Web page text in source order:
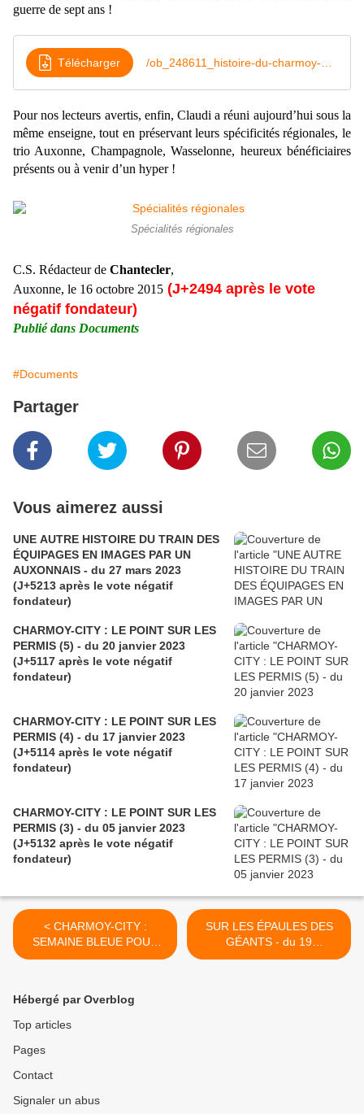
guerre de sept ans !
Télécharger
Pour nos lecteurs avertis, enfin, Claudi a réuni aujourd’hui sous la
même enseigne, tout en préservant leurs spécificités régionales, le
trio Auxonne, Champagnole, Wasselonne, heureux bénéficiaires
présents ou à venir d’un hyper !
Spécialités régionales
C.S. Rédacteur de Chantecler,
Auxonne, le 16 octobre 2015 (J+2494 après le vote
négatif fondateur)
Publié dans Documents
#Documents
Partager
Vous aimerez aussi
UNE AUTRE HISTOIRE DU TRAIN DES
ÉQUIPAGES EN IMAGES PAR UN
AUXONNAIS - du 27 mars 2023
(J+5213 après le vote négatif
fondateur)
CHARMOY-CITY : LE POINT SUR LES
PERMIS (5) - du 20 janvier 2023
(J+5117 après le vote négatif
fondateur)
CHARMOY-CITY : LE POINT SUR LES
PERMIS (4) - du 17 janvier 2023
(J+5114 après le vote négatif
fondateur)
CHARMOY-CITY : LE POINT SUR LES
PERMIS (3) - du 05 janvier 2023
(J+5132 après le vote négatif
fondateur)
< CHARMOY-CITY :
SEMAINE BLEUE POUR
DES ÉNERGIES ENCORE
négatif fondateur)
SUR LES ÉPAULES DES
GÉANTS - du 19
OCTOBRE 2015 (J+2497
Hébergé par Overblog
Top articles
Pages
Contact
Signaler un abus